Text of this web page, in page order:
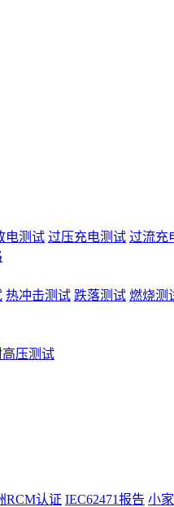
电测试 过压充电测试 过流充
热冲击测试 跌落测试 燃烧测
高压测试
RCM认证 IEC62471报告 小